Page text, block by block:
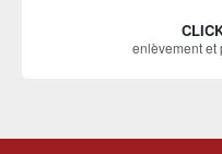
enlèvement et